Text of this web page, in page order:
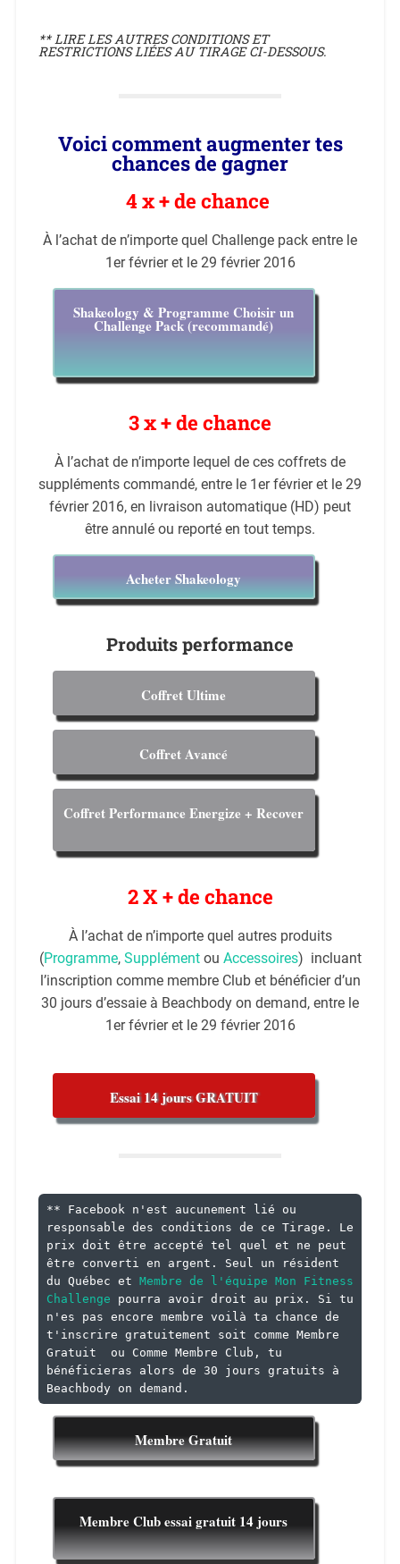
** LIRE LES AUTRES CONDITIONS ET
RESTRICTIONS LIÉES AU TIRAGE CI-DESSOUS.
Voici comment augmenter tes
chances de gagner
4 x + de chance
À l’achat de n’importe quel Challenge pack entre le
1er février et le 29 février 2016
Shakeology & Programme Choisir un
Challenge Pack (recommandé)
3 x + de chance
À l’achat de n’importe lequel de ces coffrets de
suppléments commandé, entre le 1er février et le 29
février 2016, en livraison automatique (HD) peut
être annulé ou reporté en tout temps.
Acheter Shakeology
Produits performance
Coffret Ultime
Coffret Avancé
Coffret Performance Energize + Recover
2 X + de chance
À l’achat de n’importe quel autres produits
(Programme, Supplément ou Accessoires) incluant
l’inscription comme membre Club et bénéficier d’un
30 jours d’essaie à Beachbody on demand, entre le
1er février et le 29 février 2016
Essai 14 jours GRATUIT
** Facebook n'est aucunement lié ou
responsable des conditions de ce Tirage. Le
prix doit être accepté tel quel et ne peut
être converti en argent. Seul un résident
du Québec et Membre de l'équipe Mon Fitness
Challenge pourra avoir droit au prix. Si tu
n'es pas encore membre voilà ta chance de
t'inscrire gratuitement soit comme Membre
Gratuit  ou Comme Membre Club, tu
bénéficieras alors de 30 jours gratuits à
Beachbody on demand.
Membre Gratuit
Membre Club essai gratuit 14 jours